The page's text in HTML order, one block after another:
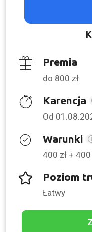
Premia
do 800 zł
Karencja
Od
Warunki
400 zł + 400
Poziom
Łatwy